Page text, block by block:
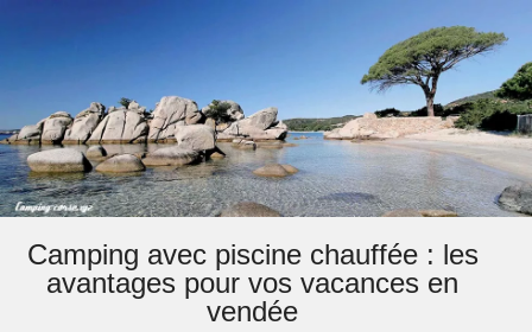
Camping avec piscine chauffée : les
avantages pour vos vacances en
vendée